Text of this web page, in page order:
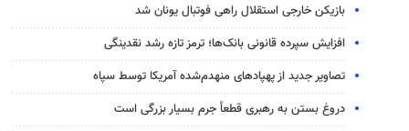
بازیکن خارجی استقلال راهی فوتبال یونان شد
افزایش سپرده قانونی بانک‌ها؛ ترمز تازه رشد نقدینگی
تصاویر جدید از پهپادهای منهدم‌شده آمریکا توسط سپاه
دروغ بستن به رهبری قطعاً جرم بسیار بزرگی است